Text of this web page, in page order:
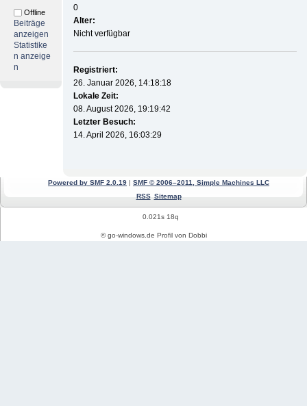
Offline
Beiträge
anzeigen
Statistike
n anzeige
n
0
Alter:
Nicht verfügbar
Registriert:
26. Januar 2026, 14:18:18
Lokale Zeit:
08. August 2026, 19:19:42
Letzter Besuch:
14. April 2026, 16:03:29
Powered by SMF 2.0.19 | SMF © 2006–2011, Simple Machines LLC
RSS Sitemap
0.021s 18q
© go-windows.de Profil von Dobbi